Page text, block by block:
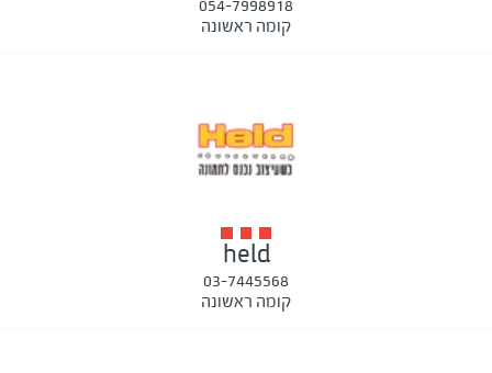
054-7998918
קומה ראשונה
held
03-7445568
קומה ראשונה